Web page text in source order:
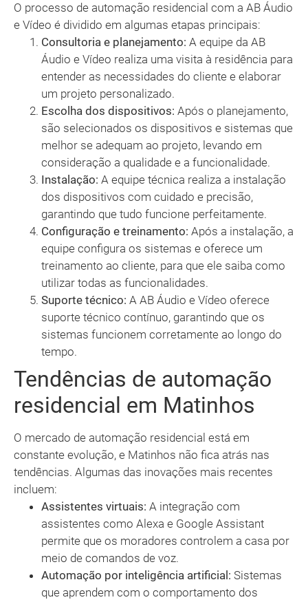
O processo de automação residencial com a AB Áudio
e Vídeo é dividido em algumas etapas principais:
Consultoria e planejamento: A equipe da AB
Áudio e Vídeo realiza uma visita à residência para
entender as necessidades do cliente e elaborar
um projeto personalizado.
Escolha dos dispositivos: Após o planejamento,
são selecionados os dispositivos e sistemas que
melhor se adequam ao projeto, levando em
consideração a qualidade e a funcionalidade.
Instalação: A equipe técnica realiza a instalação
dos dispositivos com cuidado e precisão,
garantindo que tudo funcione perfeitamente.
Configuração e treinamento: Após a instalação, a
equipe configura os sistemas e oferece um
treinamento ao cliente, para que ele saiba como
utilizar todas as funcionalidades.
Suporte técnico: A AB Áudio e Vídeo oferece
suporte técnico contínuo, garantindo que os
sistemas funcionem corretamente ao longo do
tempo.
Tendências de automação
residencial em Matinhos
O mercado de automação residencial está em
constante evolução, e Matinhos não fica atrás nas
tendências. Algumas das inovações mais recentes
incluem:
Assistentes virtuais: A integração com
assistentes como Alexa e Google Assistant
permite que os moradores controlem a casa por
meio de comandos de voz.
Automação por inteligência artificial: Sistemas
que aprendem com o comportamento dos